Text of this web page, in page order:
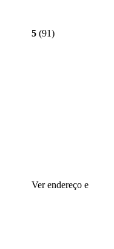
5 (91)
Ver endereço e